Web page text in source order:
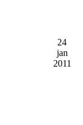
24
jan
2011